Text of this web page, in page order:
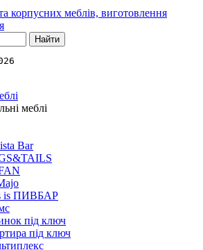
корпусних меблів, виготовлення
Найти
меблі
Bar
is ПИВБАР
під ключ
під ключ